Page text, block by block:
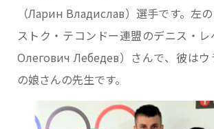
（Ларин Владислав）選手です。左
ストク・テコンドー連盟のデニス・
Олегович Лебедев）さんで、彼は
の娘さんの先生です。